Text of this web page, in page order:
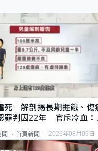
死｜解剖揭長期捱餓、傷
判囚22年 官斥冷血：
首頁新聞 2026年08月05日